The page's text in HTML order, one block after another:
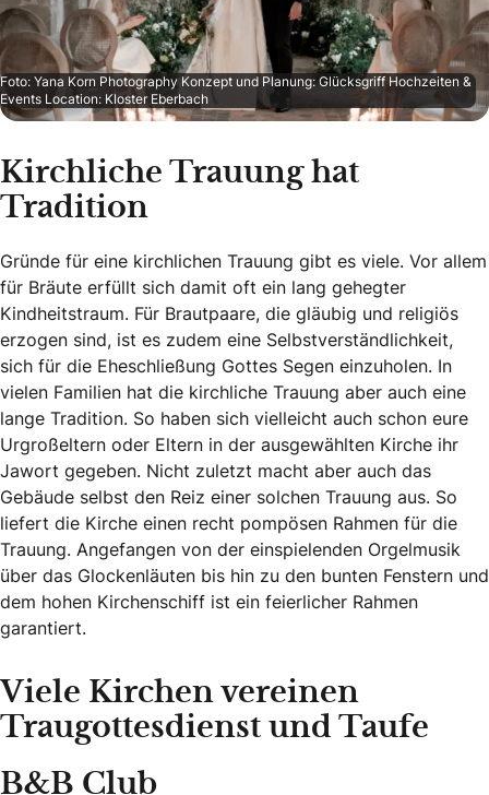
Foto: Yana Korn Photography Konzept und Planung: Glücksgriff Hochzeiten &
Events Location: Kloster Eberbach
Kirchliche Trauung hat
Tradition
Gründe für eine kirchlichen Trauung gibt es viele. Vor allem
für Bräute erfüllt sich damit oft ein lang gehegter
Kindheitstraum. Für Brautpaare, die gläubig und religiös
erzogen sind, ist es zudem eine Selbstverständlichkeit,
sich für die Eheschließung Gottes Segen einzuholen. In
vielen Familien hat die kirchliche Trauung aber auch eine
lange Tradition. So haben sich vielleicht auch schon eure
Urgroßeltern oder Eltern in der ausgewählten Kirche ihr
Jawort gegeben. Nicht zuletzt macht aber auch das
Gebäude selbst den Reiz einer solchen Trauung aus. So
liefert die Kirche einen recht pompösen Rahmen für die
Trauung. Angefangen von der einspielenden Orgelmusik
über das Glockenläuten bis hin zu den bunten Fenstern und
dem hohen Kirchenschiff ist ein feierlicher Rahmen
garantiert.
Viele Kirchen vereinen
Traugottesdienst und Taufe
B&B Club